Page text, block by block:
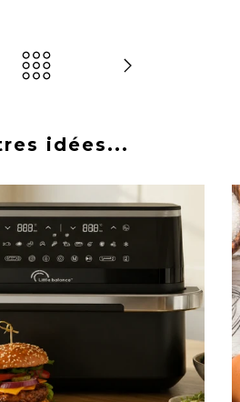
idées...